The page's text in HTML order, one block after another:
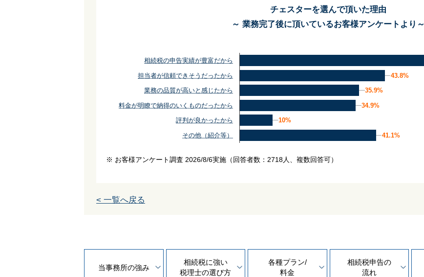
チェスターを選んで頂いた理由
～ 業務完了後に頂いているお客様アンケートより～
相続税の申告実績が豊富だから
担当者が信頼できそうだったから
業務の品質が高いと感じたから
料金が明瞭で納得のいくものだったから
評判が良かったから
その他（紹介等）
43.8%
43.8%
35.9%
35.9%
34.9%
34.9%
10%
10%
41.1%
41.1%
※ お客様アンケート調査 2026/8/6実施 （回答者数：2718人、複数回答可）
< 一覧へ戻る
当事務所の強み
相続税に強い
税理士の選び方
各種プラン/
料金
相続税申告の
流れ